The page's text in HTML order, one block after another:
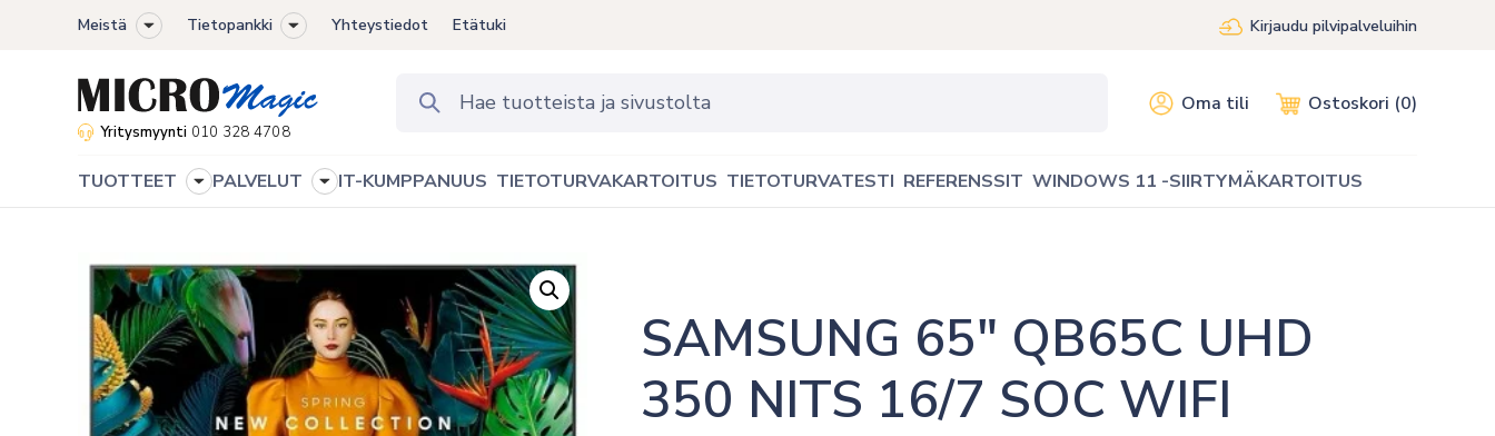
Meistä
Toggle
menu
Tietopankki
Toggle
menu
Yhteystiedot Etätuki Kirjaudu pilvipalveluihin
Yritysmyynti 010 328 4708
Oma tili Ostoskori (0)
TUOTTEET
Toggle
PALVELUT
Toggle
IT-KUMPPANUUS TIETOTURVAKARTOITUS TIETOTURVATESTI REFERENSSIT WINDOWS 11 -SIIRTYMÄKARTOITUS
SAMSUNG 65″ QB65C UHD
350 NITS 16/7 SOC WIFI